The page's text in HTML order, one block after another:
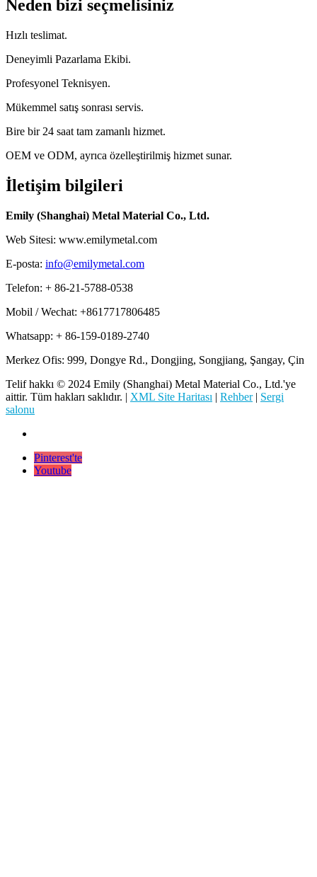
Neden bizi seçmelisiniz
Hızlı teslimat.
Deneyimli Pazarlama Ekibi.
Profesyonel Teknisyen.
Mükemmel satış sonrası servis.
Bire bir 24 saat tam zamanlı hizmet.
OEM ve ODM, ayrıca özelleştirilmiş hizmet sunar.
İletişim bilgileri
Emily (Shanghai) Metal Material Co., Ltd.
Web Sitesi: www.emilymetal.com
E-posta: info@emilymetal.com
Telefon: + 86-21-5788-0538
Mobil / Wechat: +8617717806485
Whatsapp: + 86-159-0189-2740
Merkez Ofis: 999, Dongye Rd., Dongjing, Songjiang, Şangay, Çin
Telif hakkı © 2024 Emily (Shanghai) Metal Material Co., Ltd.'ye
aittir. Tüm hakları saklıdır. | XML Site Haritası | Rehber| Sergi
salonu
Pinterest'te
Youtube